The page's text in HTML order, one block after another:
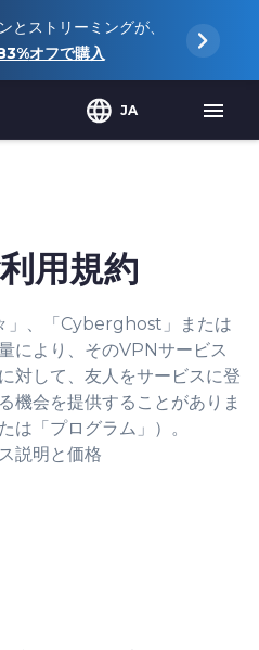
とストリーミングが、
オフで購入
JA
用規約
」、「Cyberghost」または
により、そのVPNサービス
対して、友人をサービスに登
機会を提供することがありま
は「プログラム」）。
説明と価格